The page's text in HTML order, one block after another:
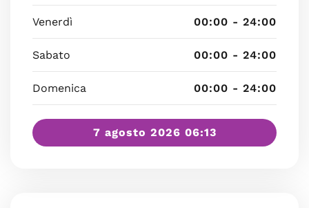
Venerdì 00:00 - 24:00
Sabato 00:00 - 24:00
Domenica 00:00 - 24:00
7 agosto 2026 06:13